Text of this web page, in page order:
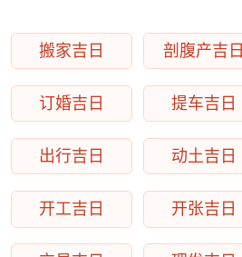
搬家吉日 剖腹产吉日
订婚吉日 提车吉日
出行吉日 动土吉日
开工吉日 开张吉日